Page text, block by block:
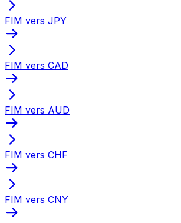
FIM vers JPY
FIM vers CAD
FIM vers AUD
FIM vers CHF
FIM vers CNY